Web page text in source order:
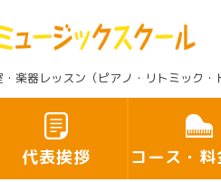
楽器レッスン（ピアノ・リトミック
代表挨拶 コース・料